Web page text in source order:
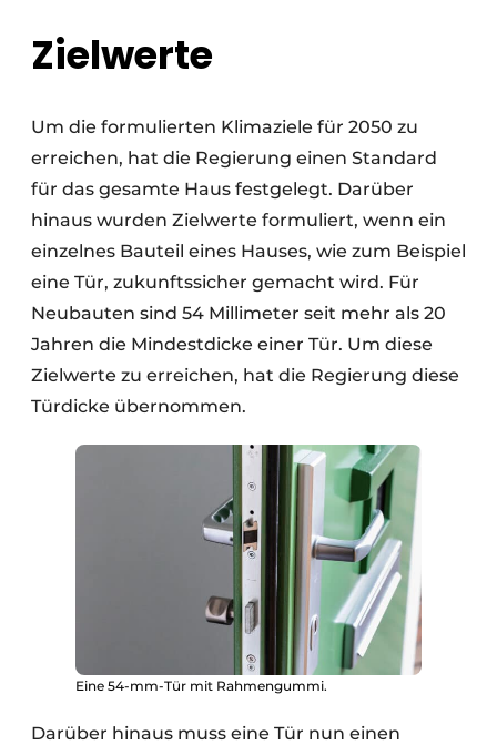
Zielwerte
Um die formulierten Klimaziele für 2050 zu
erreichen, hat die Regierung einen Standard
für das gesamte Haus festgelegt. Darüber
hinaus wurden Zielwerte formuliert, wenn ein
einzelnes Bauteil eines Hauses, wie zum Beispiel
eine Tür, zukunftssicher gemacht wird. Für
Neubauten sind 54 Millimeter seit mehr als 20
Jahren die Mindestdicke einer Tür. Um diese
Zielwerte zu erreichen, hat die Regierung diese
Türdicke übernommen.
Eine 54-mm-Tür mit Rahmengummi.
Darüber hinaus muss eine Tür nun einen